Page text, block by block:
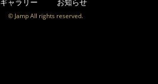
ギャラリー
お知らせ
© Jamp All rights reserved.